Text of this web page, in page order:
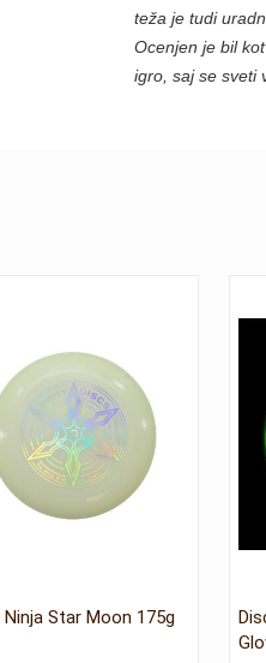
teža je tudi
Ocenjen je bil
igro, saj se sveti
Ninja Star Moon 175g